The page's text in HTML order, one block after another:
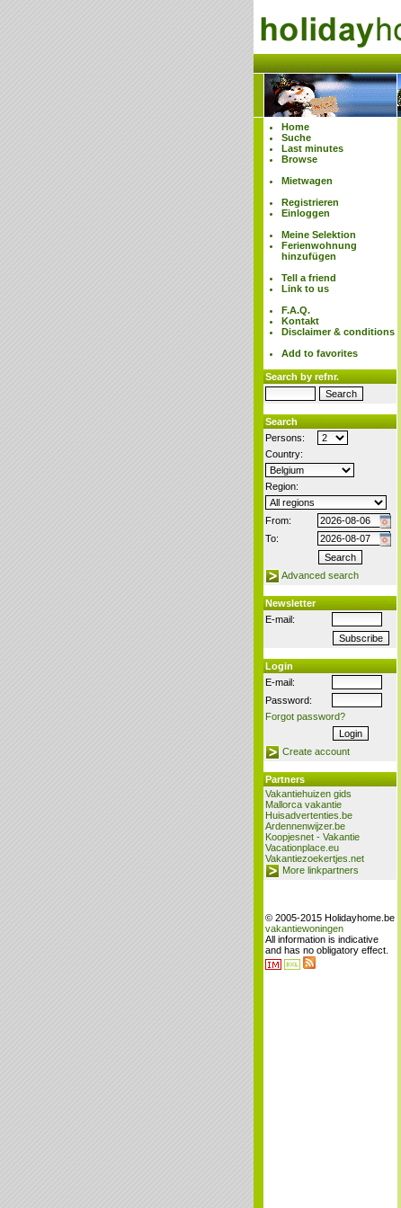
Home
Suche
Last minutes
Browse
Mietwagen
Registrieren
Einloggen
Meine Selektion
Ferienwohnung
hinzufügen
Tell a friend
Link to us
F.A.Q.
Kontakt
Disclaimer & conditions
Add to favorites
Search by refnr.
Search
Persons:
Country:
Region:
From:
To:
Advanced search
Newsletter
E-mail:
Login
E-mail:
Password:
Forgot password?
Create account
Partners
Vakantiehuizen gids
Mallorca vakantie
Huisadvertenties.be
Ardennenwijzer.be
Koopjesnet - Vakantie
Vacationplace.eu
Vakantiezoekertjes.net
More linkpartners
© 2005-2015 Holidayhome.be
vakantiewoningen
All information is indicative
and has no obligatory effect.